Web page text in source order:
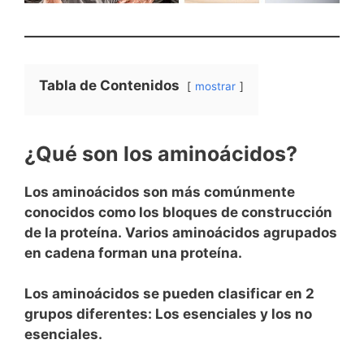
Tabla de Contenidos mostrar
¿Qué son los aminoácidos?
Los aminoácidos son más comúnmente
conocidos como los bloques de construcción
de la proteína. Varios aminoácidos agrupados
en cadena forman una proteína.
Los aminoácidos se pueden clasificar en 2
grupos diferentes: Los esenciales y los no
esenciales.